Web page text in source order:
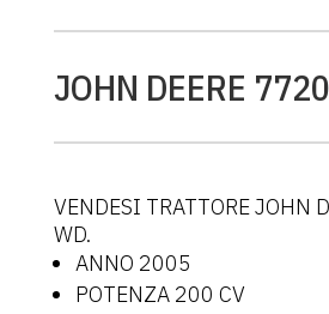
JOHN DEERE
VENDESI TRATTORE JOHN
WD.
ANNO 2005
POTENZA 200 CV